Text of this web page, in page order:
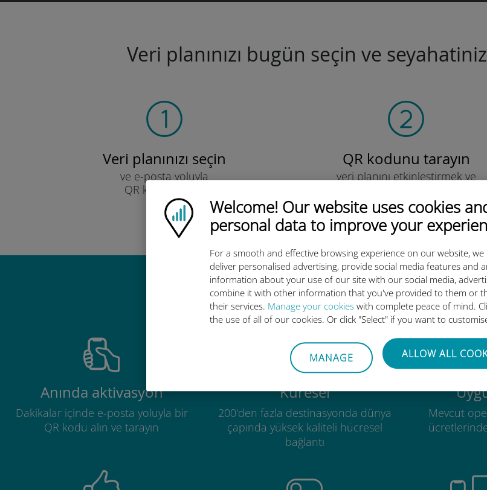
Ubigi logo
Welcome! Our website uses cookies
personal data to improve your
For a smooth and effective browsing experience on our website,
deliver personalised advertising, provide social media features and
information about your use of our site with our social media,
combine it with other information that you've provided to them or
their services. Manage your cookies with complete peace of mind.
the use of all of our cookies. Or click "Select" if you want to
MANAGE ALLOW ALL
Veri planınızı bugün seçin ve
Veri planınızı seçin
ve e-posta yoluyla
QR kodu ile alın.
Hızlı!
QR kodunu tarayın
veri planını etkinleştirmek ve
Ubigi uluslararası eSIM neden
Anında aktivasyon
Dakikalar içinde e-posta yoluyla bir
QR kodu alın ve tarayın
Küresel
200'den fazla destinasyonda dünya
çapında yüksek kaliteli hücresel
bağlantı
Mevcut